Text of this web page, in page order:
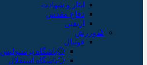
ایثار و شهادت
دفاع مقدس
اربعین
🔮ورزش
فوتبال
🔴باشگاه پرسپولیس
🔵باشگاه استقلال